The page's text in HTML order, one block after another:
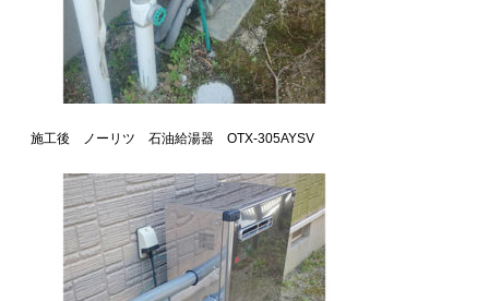
施工後 ノーリツ 石油給湯器 OTX-305AYSV